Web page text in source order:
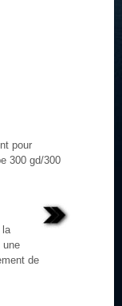
pour
300 gd/300
la
une
de